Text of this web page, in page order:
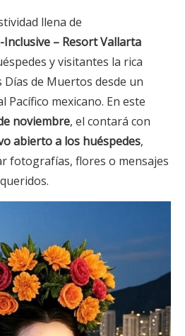
llena de
Inclusive – Resort Vallarta
y visitantes la rica
de Muertos desde un
mexicano. En este
noviembre, el contará con
abierto a los huéspedes,
fotografías, flores o mensajes